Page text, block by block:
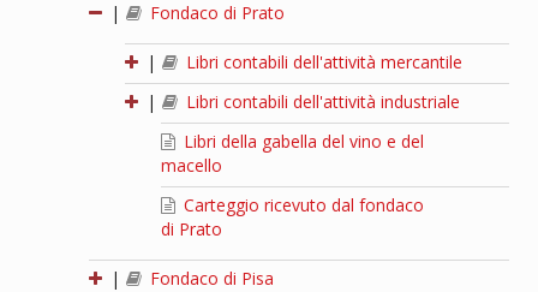
|
Fondaco di Prato
|
Libri contabili dell'attività mercantile
|
Libri contabili dell'attività industriale
Libri della gabella del vino e del
macello
Carteggio ricevuto dal fondaco
di Prato
|
Fondaco di Pisa